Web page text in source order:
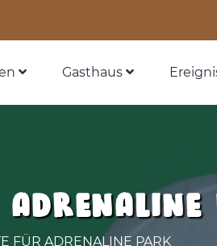
Gasthaus
FÜR ADRENALINE PARK